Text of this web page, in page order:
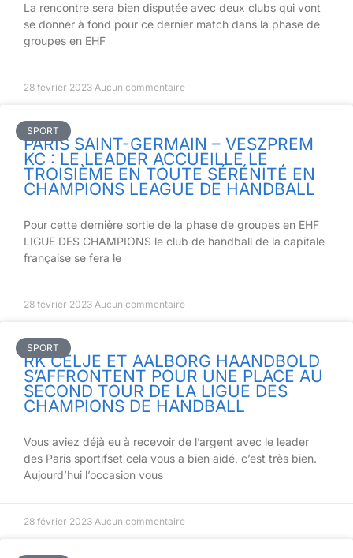
La rencontre sera bien disputée avec deux clubs qui vont
se donner à fond pour ce dernier match dans la phase de
groupes en EHF
28 février 2023 Aucun commentaire
SPORT
PARIS SAINT-GERMAIN – VESZPREM
KC : LE LEADER ACCUEILLE LE
TROISIÈME EN TOUTE SÉRÉNITÉ EN
CHAMPIONS LEAGUE DE HANDBALL
Pour cette dernière sortie de la phase de groupes en EHF
LIGUE DES CHAMPIONS le club de handball de la capitale
française se fera le
28 février 2023 Aucun commentaire
SPORT
RK CELJE ET AALBORG HAANDBOLD
S’AFFRONTENT POUR UNE PLACE AU
SECOND TOUR DE LA LIGUE DES
CHAMPIONS DE HANDBALL
Vous aviez déjà eu à recevoir de l’argent avec le leader
des Paris sportifset cela vous a bien aidé, c’est très bien.
Aujourd’hui l’occasion vous
28 février 2023 Aucun commentaire